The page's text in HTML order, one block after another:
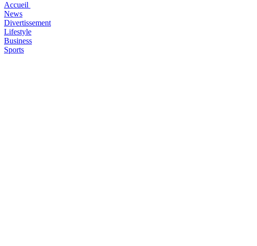
Accueil
News
Divertissement
Lifestyle
Business
Sports